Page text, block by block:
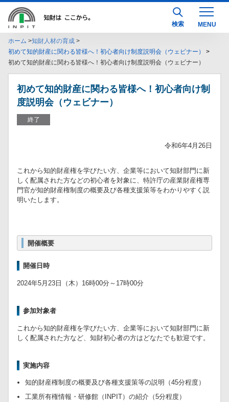
検索
ホーム
知財人材の育成
初めて知的財産に関わる皆様へ！初心者向け制度説明会（ウェビナー）
初めて知的財産に関わる皆様へ！初心者向け制度説明会（ウェビナー）
初めて知的財産に関わる皆様へ！初心者向け制
度説明会（ウェビナー）
終了
令和6年4月26日
これから知的財産権を学びたい方、企業等において知財部門に新
しく配属された方などの初心者を対象に、特許庁の産業財産権専
門官が知的財産権制度の概要及び各種支援策等をわかりやすく説
明いたします。
開催概要
開催日時
2024年5月23日（木）16時00分～17時00分
参加対象者
これから知的財産権を学びたい方、企業等において知財部門に新
しく配属された方など、知財初心者の方はどなたでも歓迎です。
実施内容
知的財産権制度の概要及び各種支援策等の説明（45分程度）
工業所有権情報・研修館（INPIT）の紹介（5分程度）